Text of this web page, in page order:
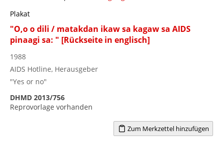
Plakat
"O,o o dili / matakdan ikaw sa kagaw sa AIDS
pinaagi sa: " [Rückseite in englisch]
1988
AIDS Hotline, Herausgeber
"Yes or no"
DHMD 2013/756
Reprovorlage vorhanden
Zum Merkzettel hinzufügen